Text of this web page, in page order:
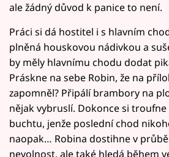
ale žádný důvod k panice to není.
Práci si dá hostitel i s hlavním
plněná houskovou nádivkou a
by měly hlavnímu chodu dodat
Práskne na sebe Robin, že na
zapomněl? Připálí brambory na
nějak vybruslí. Dokonce si troufne
buchtu, jenže poslední chod
naopak… Robina dostihne v
nevolnost, ale také hledá během